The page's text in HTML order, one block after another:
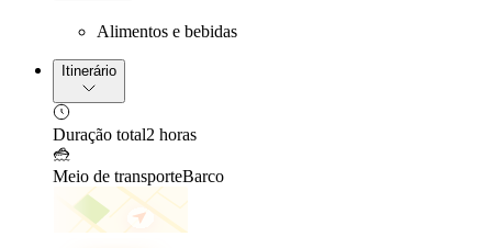
Alimentos e bebidas
Itinerário
Duração total2 horas
Meio de transporteBarco